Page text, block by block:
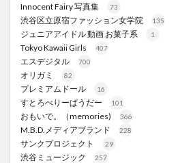
Innocent Fairy 写真集 73
渋谷区立原宿ファッション女学院 135
ジュニアアイドル 動画 お菓子系 1
Tokyo Kawaii Girls 407
エスデジタル 700
オリガミ 82
プレミアムドール 16
すとろべりーぱうだー 101
おもいで。（memories) 366
M.B.D.メディアブランド 228
サンクプロジェクト 29
渋谷ミュージック 257